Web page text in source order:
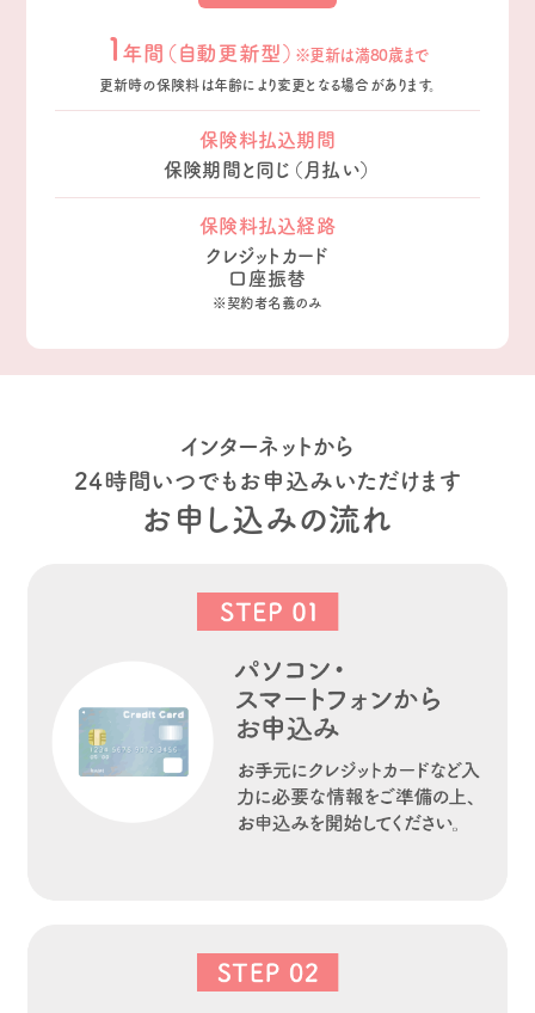
１ 年間（自動更新型） ※更新は満80歳まで
更新時の保険料は年齢により変更となる場合があります。
保険料払込期間
保険期間と同じ（月払い）
保険料払込経路
クレジットカード
口座振替
※契約者名義のみ
インターネットから
24時間いつでもお申込みいただけます
お申し込みの流れ​